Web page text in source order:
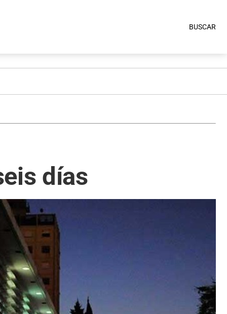
BUSCAR
días